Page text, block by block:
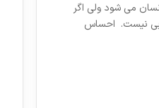
می شود ولی اگر
نیست. احساس